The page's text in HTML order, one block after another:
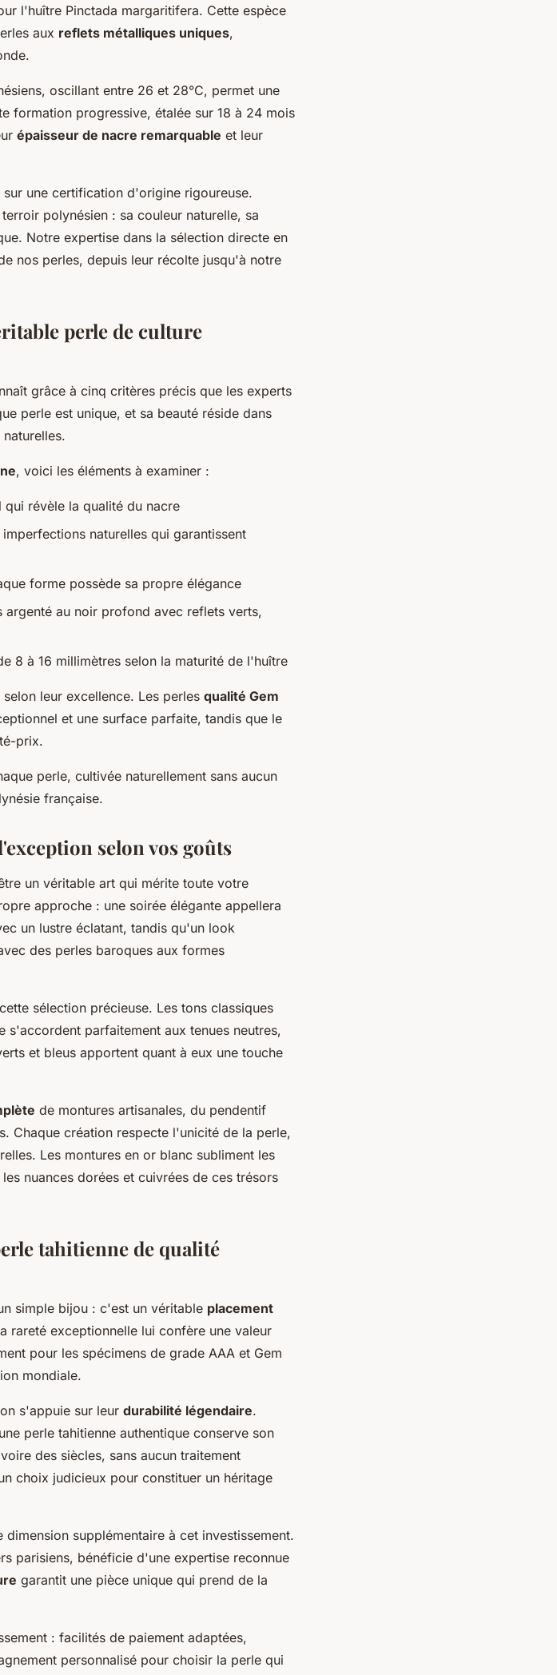
l'huître Pinctada margaritifera. Cette espèce
aux reflets métalliques uniques,
oscillant entre 26 et 28°C, permet une
formation progressive, étalée sur 18 à 24 mois
épaisseur de nacre remarquable et leur
une certification d'origine rigoureuse.
polynésien : sa couleur naturelle, sa
Notre expertise dans la sélection directe en
nos perles, depuis leur récolte jusqu'à notre
perle de culture
grâce à cinq critères précis que les experts
perle est unique, et sa beauté réside dans
, voici les éléments à examiner :
révèle la qualité du nacre
naturelles qui garantissent
forme possède sa propre élégance
argenté au noir profond avec reflets verts,
8 à 16 millimètres selon la maturité de l'huître
leur excellence. Les perles qualité Gem
et une surface parfaite, tandis que le
prix.
perle, cultivée naturellement sans aucun
française.
selon vos goûts
un véritable art qui mérite toute votre
approche : une soirée élégante appellera
un lustre éclatant, tandis qu'un look
des perles baroques aux formes
sélection précieuse. Les tons classiques
parfaitement aux tenues neutres,
et bleus apportent quant à eux une touche
de montures artisanales, du pendentif
Chaque création respecte l'unicité de la perle,
Les montures en or blanc subliment les
nuances dorées et cuivrées de ces trésors
tahitienne de qualité
simple bijou : c'est un véritable placement
rareté exceptionnelle lui confère une valeur
pour les spécimens de grade AAA et Gem
mondiale.
s'appuie sur leur durabilité légendaire.
perle tahitienne authentique conserve son
des siècles, sans aucun traitement
choix judicieux pour constituer un héritage
supplémentaire à cet investissement.
parisiens, bénéficie d'une expertise reconnue
garantit une pièce unique qui prend de la
: facilités de paiement adaptées,
personnalisé pour choisir la perle qui